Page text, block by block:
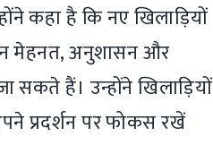
कहा है कि नए खिलाड़ियों
मेहनत, अनुशासन और
सकते हैं। उन्होंने खिलाड़ियों
प्रदर्शन पर फोकस रखें